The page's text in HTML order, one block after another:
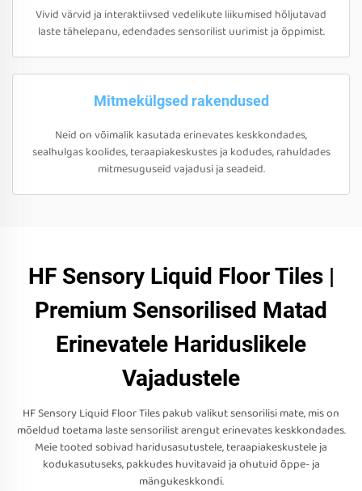
Vivid värvid ja interaktiivsed vedelikute liikumised hõljutavad
laste tähelepanu, edendades sensorilist uurimist ja õppimist.
Mitmekülgsed rakendused
Neid on võimalik kasutada erinevates keskkondades,
sealhulgas koolides, teraapiakeskustes ja kodudes, rahuldades
mitmesuguseid vajadusi ja seadeid.
HF Sensory Liquid Floor Tiles |
Premium Sensorilised Matad
Erinevatele Hariduslikele
Vajadustele
HF Sensory Liquid Floor Tiles pakub valikut sensorilisi mate, mis on
mõeldud toetama laste sensorilist arengut erinevates keskkondades.
Meie tooted sobivad haridusasutustele, teraapiakeskustele ja
kodukasutuseks, pakkudes huvitavaid ja ohutuid õppe- ja
mängukeskkondi.